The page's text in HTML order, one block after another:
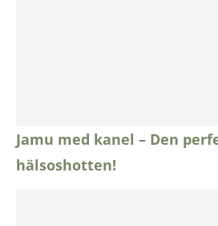
Jamu med kanel – Den
hälsoshotten!